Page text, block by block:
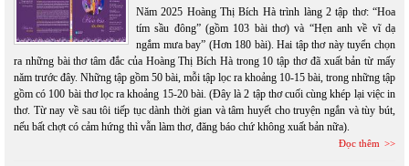
Năm 2025 Hoàng Thị Bích Hà trình làng 2 tập thơ: “Hoa
tím sầu đông” (gồm 103 bài thơ) và “Hẹn anh về vĩ dạ
ngắm mưa bay” (Hơn 180 bài). Hai tập thơ này tuyển chọn
ra những bài thơ tâm đắc của Hoàng Thị Bích Hà trong 10 tập thơ đã xuất bản từ mấy
năm trước đây. Những tập gồm 50 bài, mỗi tập lọc ra khoảng 10-15 bài, trong những tập
gồm có 100 bài thơ lọc ra khoảng 15-20 bài. (Đây là 2 tập thơ cuối cùng khép lại việc in
thơ. Từ nay về sau tôi tiếp tục dành thời gian và tâm huyết cho truyện ngắn và tùy bút,
nếu bất chợt có cảm hứng thì vẫn làm thơ, đăng báo chứ không xuất bản nữa).
Đọc thêm